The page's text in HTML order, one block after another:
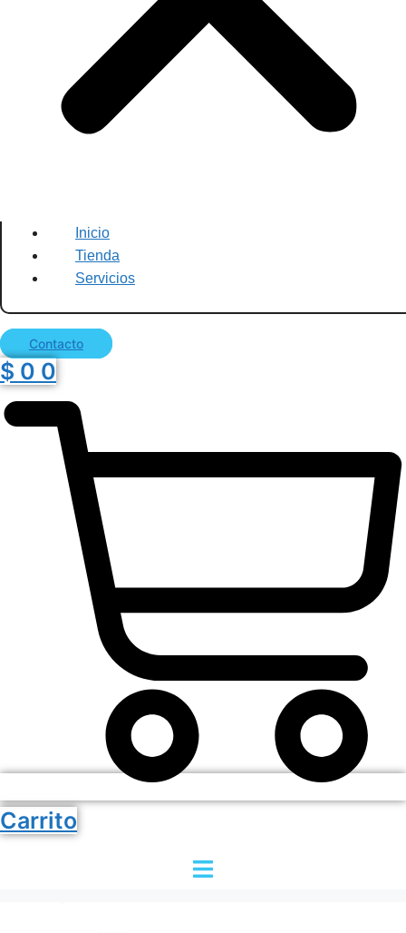
Inicio
Tienda
Servicios
Contacto
$ 0 0
Carrito